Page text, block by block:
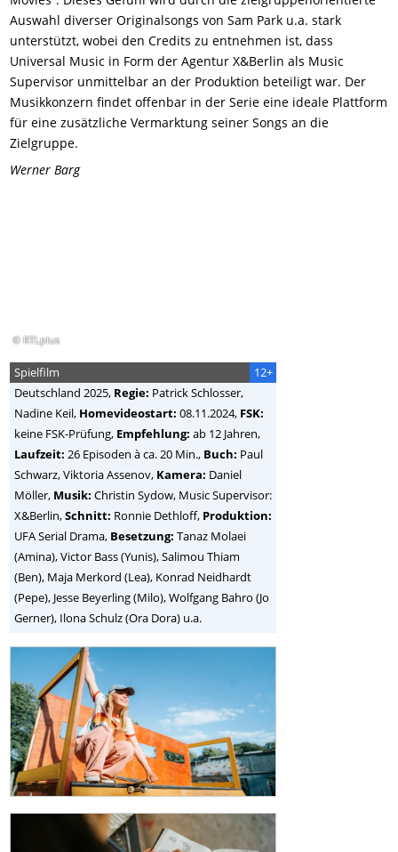
Auswahl diverser Originalsongs von Sam Park u.a. stark
unterstützt, wobei den Credits zu entnehmen ist, dass
Universal Music in Form der Agentur X&Berlin als Music
Supervisor unmittelbar an der Produktion beteiligt war. Der
Musikkonzern findet offenbar in der Serie eine ideale Plattform
für eine zusätzliche Vermarktung seiner Songs an die
Zielgruppe.
Werner Barg
© RTLplus
12+
Spielfilm
Deutschland 2025, Regie: Patrick Schlosser,
Nadine Keil, Homevideostart: 08.11.2024, FSK:
keine FSK-Prüfung, Empfehlung: ab 12 Jahren,
Laufzeit: 26 Episoden à ca. 20 Min., Buch: Paul
Schwarz, Viktoria Assenov, Kamera: Daniel
Möller, Musik: Christin Sydow, Music Supervisor:
X&Berlin,Schnitt: Ronnie Dethloff, Produktion:
UFA Serial Drama, Besetzung: Tanaz Molaei
(Amina), Victor Bass (Yunis), Salimou Thiam
(Ben), Maja Merkord (Lea), Konrad Neidhardt
(Pepe), Jesse Beyerling (Milo), Wolfgang Bahro (Jo
Gerner), Ilona Schulz (Ora Dora) u.a.